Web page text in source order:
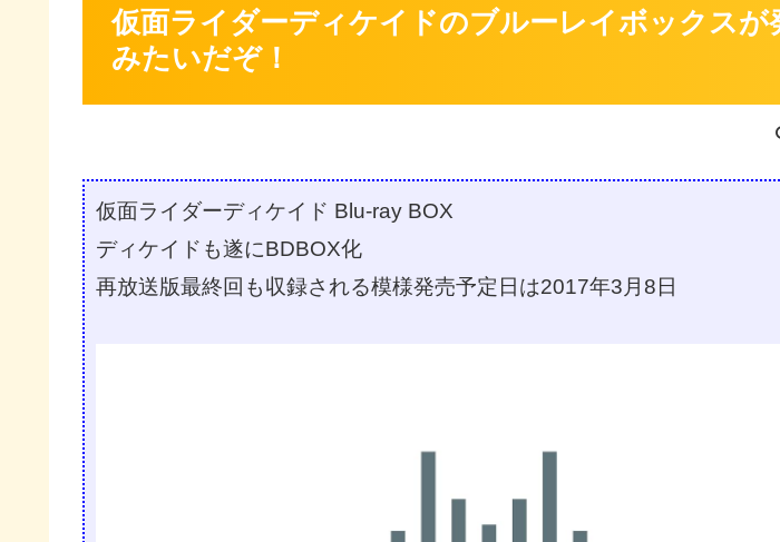
仮面ライダーディケイドのブルーレイボックスが
みたいだぞ！
仮面ライダーディケイド Blu-ray BOX
ディケイドも遂にBDBOX化
再放送版最終回も収録される模様発売予定日は2017年3月8日